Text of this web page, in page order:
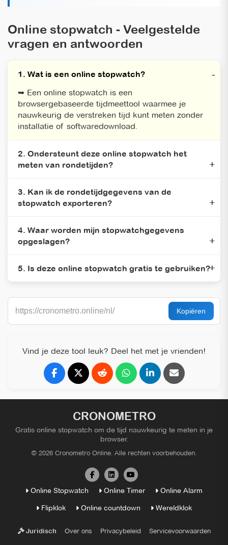
Online stopwatch - Veelgestelde
vragen en antwoorden
1. Wat is een online stopwatch?
➥ Een online stopwatch is een
browsergebaseerde tijdmeettool waarmee je
nauwkeurig de verstreken tijd kunt meten zonder
installatie of softwaredownload.
2. Ondersteunt deze online stopwatch het
meten van rondetijden?
3. Kan ik de rondetijdgegevens van de
stopwatch exporteren?
4. Waar worden mijn stopwatchgegevens
opgeslagen?
5. Is deze online stopwatch gratis te gebruiken?
Vind je deze tool leuk? Deel het met je vrienden!
CRONOMETRO
Gratis online stopwatch om de tijd nauwkeurig te meten in je
browser.
© 2026 Cronometro Online. Alle rechten voorbehouden.
Online Stopwatch Online Timer
Online Alarm
Flipklok
Online countdown Wereldklok
Juridisch Over ons Privacybeleid Servicevoorwaarden